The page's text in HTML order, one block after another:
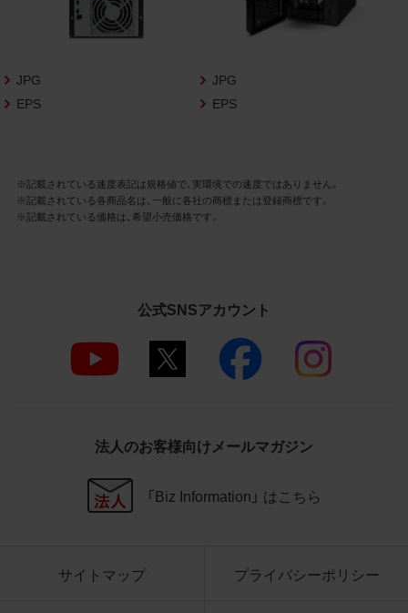
お客様は、商品写真データ利用規約に従い、
当社商品の販売活動（中古による販売の場
の報道・解説に利用する場合に限り商品写
真データを複製、送信可能化して利用でき
3.遵守事項
商品写真データの全部又は一部の譲
渡、貸与、再利用許諾、改変、著作権表
示の除去等をしないこと
商品写真データに表示されている当
当社の商品であることを特定できる
商品写真データに著作権表示、ラベ
ル、商標その他のマークがある場合、
ページ以外のサイトとのリンクとし
て利用しないこと
JPG
EPS
JPG
EPS
※記載されている速度表記は規格値で、実環境での速度ではありません。
※記載されている各商品名は、一般に各社の商標または登録商標です。
※記載されている価格は、希望小売価格です。
公式SNSアカウント
法人のお客様向けメールマガジン
「Biz Information」 はこちら
サイトマップ プライバシーポリシー